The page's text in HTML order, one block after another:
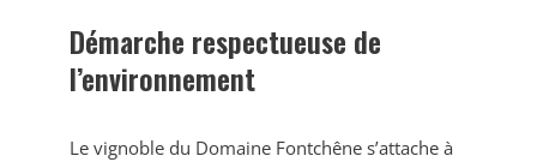
Démarche respectueuse de
l’environnement
Le vignoble du Domaine Fontchêne s’attache à